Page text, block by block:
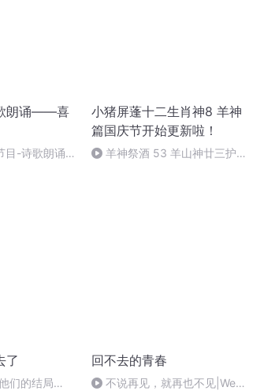
朗诵——喜
目-诗歌朗诵-
小猪屏蓬十二生肖神8 羊神
篇国庆节开始更新啦！
羊神祭酒 53 羊山神廿三护祭
了
们的结局
回不去的青春
不说再见，就再也不见|We